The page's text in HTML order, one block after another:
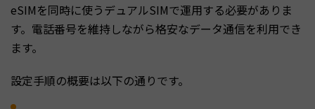
eSIMを同時に使うデュアルSIMで運用する必要がありま
す。電話番号を維持しながら格安なデータ通信を利用でき
ます。
設定手順の概要は以下の通りです。